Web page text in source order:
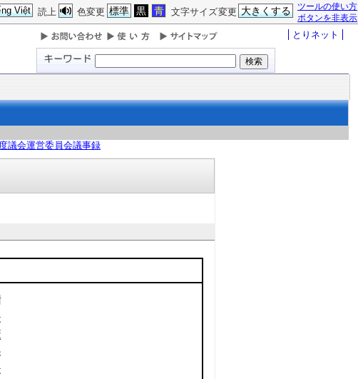
ツールの使い方
ボタンを非表示
文字サイズ変更 大きくする
色変更 標準 黒 青
読上
Việt
とりネット
議会運営委員会議事録